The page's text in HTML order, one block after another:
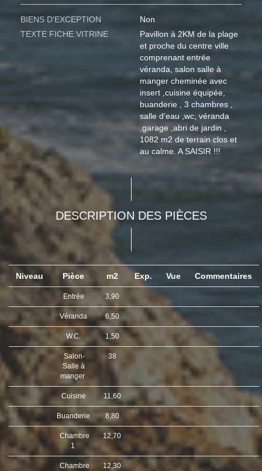
BIENS D'EXCEPTION
Non
TEXTE FICHE VITRINE
Pavillon à 2KM de la plage
et proche du centre ville
comprenant entrée
véranda, salon salle à
manger cheminée avec
insert ,cuisine équipée,
buanderie , 3 chambres ,
salle d'eau ,wc, véranda
,garage ,abri de jardin ,
1082 m2 de terrain clos et
au calme. A SAISIR !!!
DESCRIPTION DES PIÈCES
Niveau Pièce m2 Exp. Vue Commentaires
Entrée 3,90
Véranda 6,50
W.C. 1,50
Salon-
Salle à
manger
38
Cuisine 11,60
Buanderie 8,80
Chambre
1
12,70
Chambre
12,30